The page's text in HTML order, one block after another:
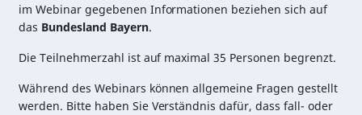
im Webinar gegebenen Informationen beziehen sich auf
das Bundesland Bayern.
Die Teilnehmerzahl ist auf maximal 35 Personen begrenzt.
Während des Webinars können allgemeine Fragen gestellt
werden. Bitte haben Sie Verständnis dafür, dass fall- oder